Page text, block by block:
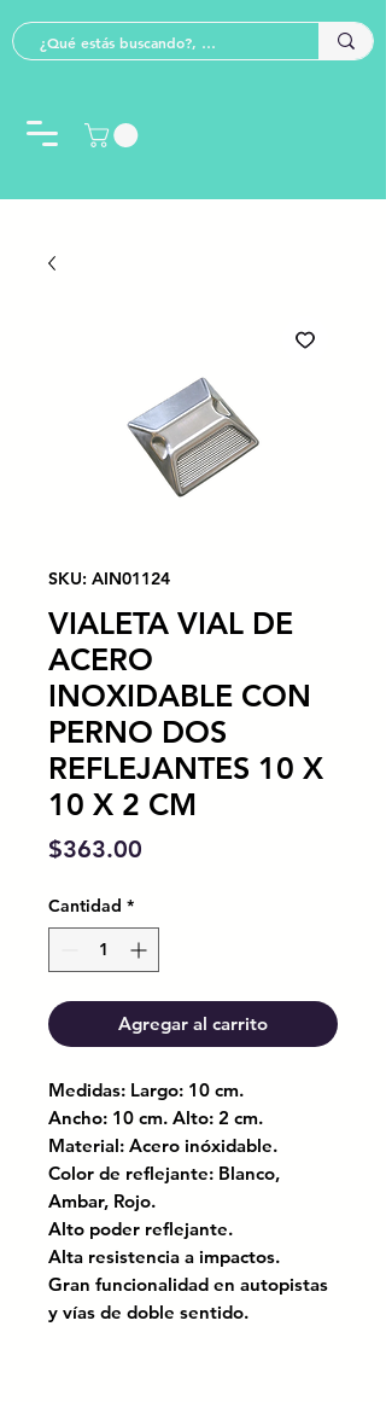
SKU: AIN01124
VIALETA VIAL DE
ACERO
INOXIDABLE CON
PERNO DOS
REFLEJANTES 10 X
10 X 2 CM
$363.00
Cantidad *
Agregar al carrito
Medidas: Largo: 10 cm.
Ancho: 10 cm. Alto: 2 cm.
Material: Acero inóxidable.
Color de reflejante: Blanco,
Ambar, Rojo.
Alto poder reflejante.
Alta resistencia a impactos.
Gran funcionalidad en autopistas
y vías de doble sentido.